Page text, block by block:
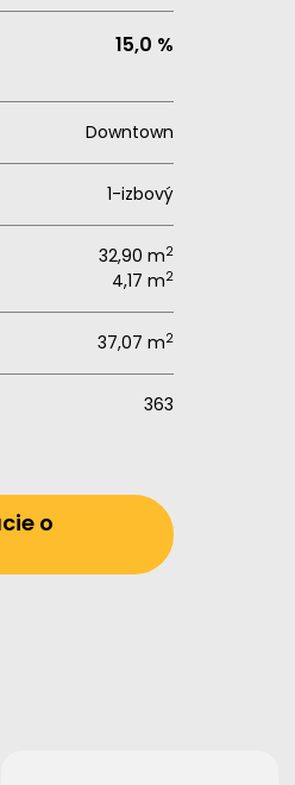
15,0 %
Downtown
1-izbový
32,90 m2
4,17 m2
37,07 m2
363
o